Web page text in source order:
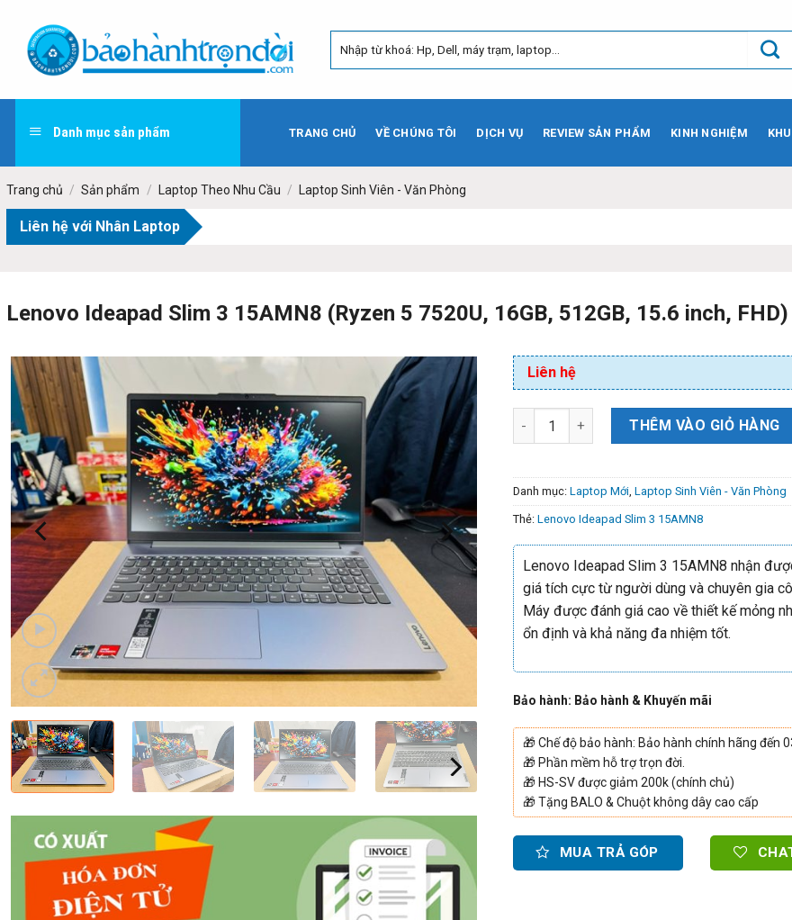
content
Danh mục sản phẩm TRANG CHỦ VỀ CHÚNG TÔI DỊCH VỤ REVIEW SẢN PHẨM KINH NGHIỆM
Trang chủ / Sản phẩm / Laptop Theo Nhu Cầu / Laptop Sinh Viên - Văn Phòng
Liên hệ với Nhân Laptop
Lenovo Ideapad Slim 3 15AMN8 (Ryzen 5 7520U, 16GB, 512GB, 15.6 inch, FHD)
Liên hệ
THÊM VÀO GIỎ HÀNG
Danh mục:Laptop Mới ,Laptop Sinh Viên - Văn Phòng
Thẻ:Lenovo Ideapad Slim 3 15AMN8
Lenovo Ideapad Slim 3 15AMN8 nhận
giá tích cực từ người dùng và chuyên gia
Máy được đánh giá cao về thiết kế mỏng
ổn định và khả năng đa nhiệm tốt.
Bảo hành: Bảo hành & Khuyến mãi
🎁Chế độ bảo hành: Bảo hành chính hãng đến
🎁Phần mềm hỗ trợ trọn đời.
🎁HS-SV được giảm 200k (chính chủ)
🎁Tặng BALO & Chuột không dây cao cấp
MUA TRẢ GÓP